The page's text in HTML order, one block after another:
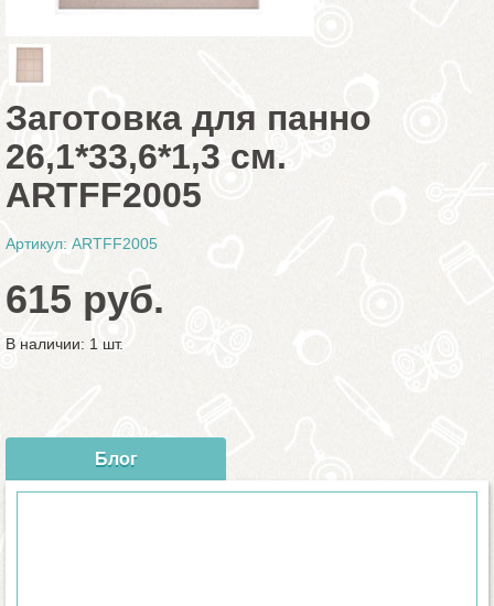
Заготовка для панно
26,1*33,6*1,3 см.
ARTFF2005
Артикул: ARTFF2005
615 руб.
В наличии: 1 шт.
Блог